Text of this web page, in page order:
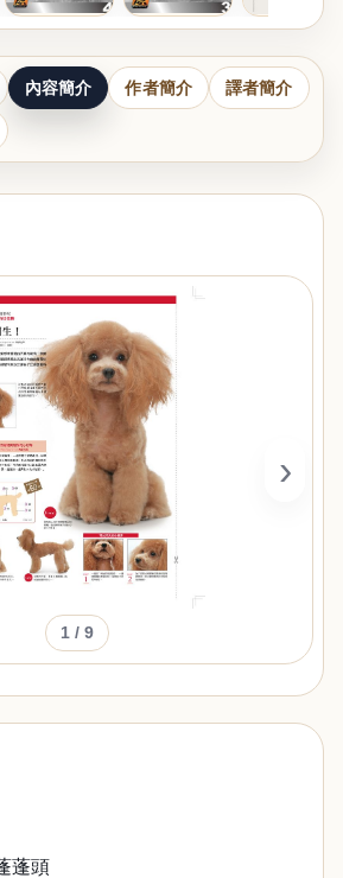
內容簡介 作者簡介 譯者簡介
›
1 / 9
蓬頭